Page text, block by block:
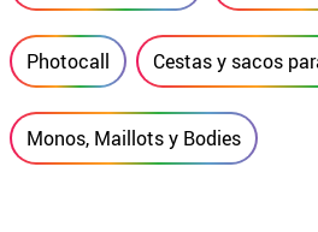
Photocall Cestas y sacos
Monos, Maillots y Bodies